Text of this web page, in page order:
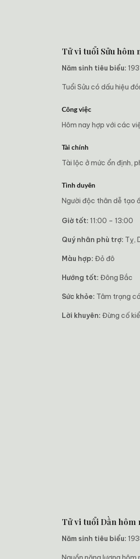
Tử vi tuổi Sửu hôm
Năm sinh tiêu biểu:
Tuổi Sửu có dấu hiệu
Công việc
Hôm nay hợp với các
Tài chính
Tài lộc ở mức ổn định,
Tình duyên
Người độc thân dễ tạo
Giờ tốt: 11:00 – 13:00
Quý nhân phù trợ: Tỵ,
Màu hợp: Đỏ đô
Hướng tốt: Đông Bắc
Sức khỏe: Tâm trạng
Lời khuyên: Đừng cố
Tử vi tuổi Dần hôm
Năm sinh tiêu biểu: